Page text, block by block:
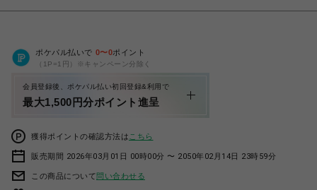
ポケパル払いで 0〜0ポイント
（1P=1円）※キャンペーン分除く
会員登録後、ポケパル払い初回登録&利用で
最大1,500円分ポイント進呈
獲得ポイントの確認方法は こちら
販売期間 2026年03月01日 00時00分 〜 2050年02月14日 23時59分
この商品について問い合わせる